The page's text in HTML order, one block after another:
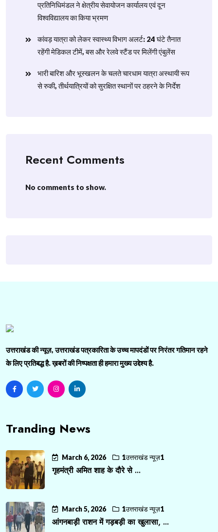
प्रतिनिधिमंडल ने क्षेत्रीय सेवायोजन कार्यालय एवं दून
विश्वविद्यालय का किया भ्रमण
​कांवड़ यात्रा को लेकर स्वास्थ्य विभाग अलर्ट: 24 घंटे तैनात
रहेंगी मेडिकल टीमें, बस और रेलवे स्टैंड पर मिलेंगी एंबुलेंस
​भारी बारिश और भूस्खलन के चलते चारधाम यात्रा अस्थायी रूप
से रुकी, तीर्थयात्रियों को सुरक्षित स्थानों पर ठहरने के निर्देश
Recent Comments
No comments to show.
उत्तराखंड की न्यूज़, उत्तराखंड पत्रकारिता के उच्च मापदंडों पर निरंतर गतिमान रहने
के लिए प्रतिबद्ध है. ख़बरों की निष्पक्षता ही हमारा मुख्य उद्देश्य है.
Tranding News
March 6, 2026 1उत्तराखंड न्यूज़1
गृहमंत्री अमित शाह के दौरे से ...
March 5, 2026 1उत्तराखंड न्यूज़1
आंगनबाड़ी राशन में गड़बड़ी का खुलासा, ...